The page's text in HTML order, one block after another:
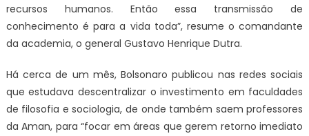
recursos humanos. Então essa transmissão de
conhecimento é para a vida toda”, resume o comandante
da academia, o general Gustavo Henrique Dutra.
Há cerca de um mês, Bolsonaro publicou nas redes sociais
que estudava descentralizar o investimento em faculdades
de filosofia e sociologia, de onde também saem professores
da Aman, para “focar em áreas que gerem retorno imediato